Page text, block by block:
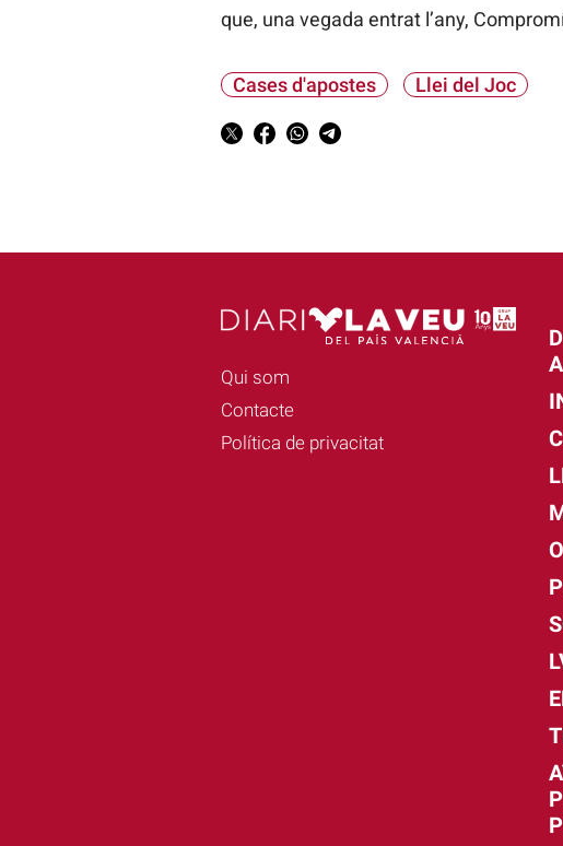
que, una vegada entrat l’any,
Cases d'apostes Llei del Joc
Qui som
Contacte
Política de privacitat